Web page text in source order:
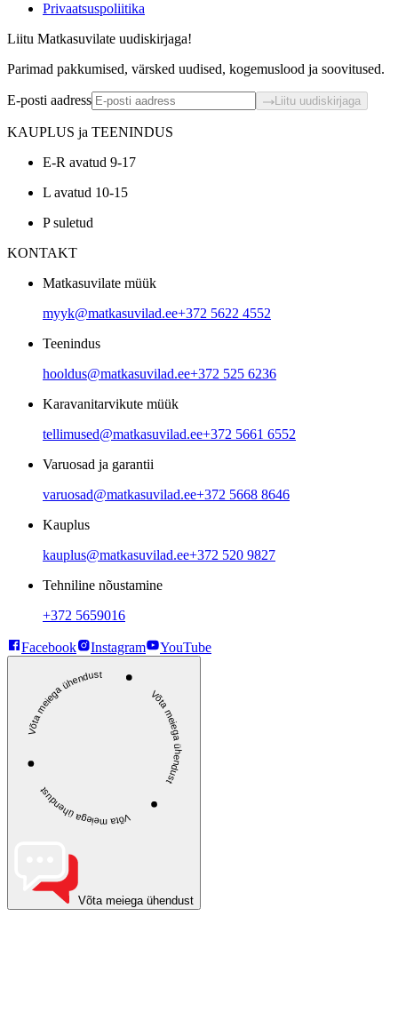
Privaatsuspoliitika
Liitu Matkasuvilate uudiskirjaga!
Parimad pakkumised, värsked uudised, kogemuslood ja soovitused.
E-posti aadress Liitu uudiskirjaga
KAUPLUS ja TEENINDUS
E-R avatud 9-17
L avatud 10-15
P suletud
KONTAKT
Matkasuvilate müük
myyk@matkasuvilad.ee+372 5622 4552
Teenindus
hooldus@matkasuvilad.ee+372 525 6236
Karavanitarvikute müük
tellimused@matkasuvilad.ee+372 5661 6552
Varuosad ja garantii
varuosad@matkasuvilad.ee+372 5668 8646
Kauplus
kauplus@matkasuvilad.ee+372 520 9827
Tehniline nõustamine
+372 5659016
Facebook Instagram YouTube
Võta meiega ühendust Võta meiega ühendust
Võta meiega ühendust
Võta meiega ühendust